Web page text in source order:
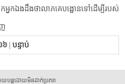
នកឯង​ដឹង​ថា​លាភ​គេ​បង្អោន​ទៅ​ដើម្បី​របស់​
៦| បន្ទាប់
យបន្តដោយមិនដាក់ប្រភព